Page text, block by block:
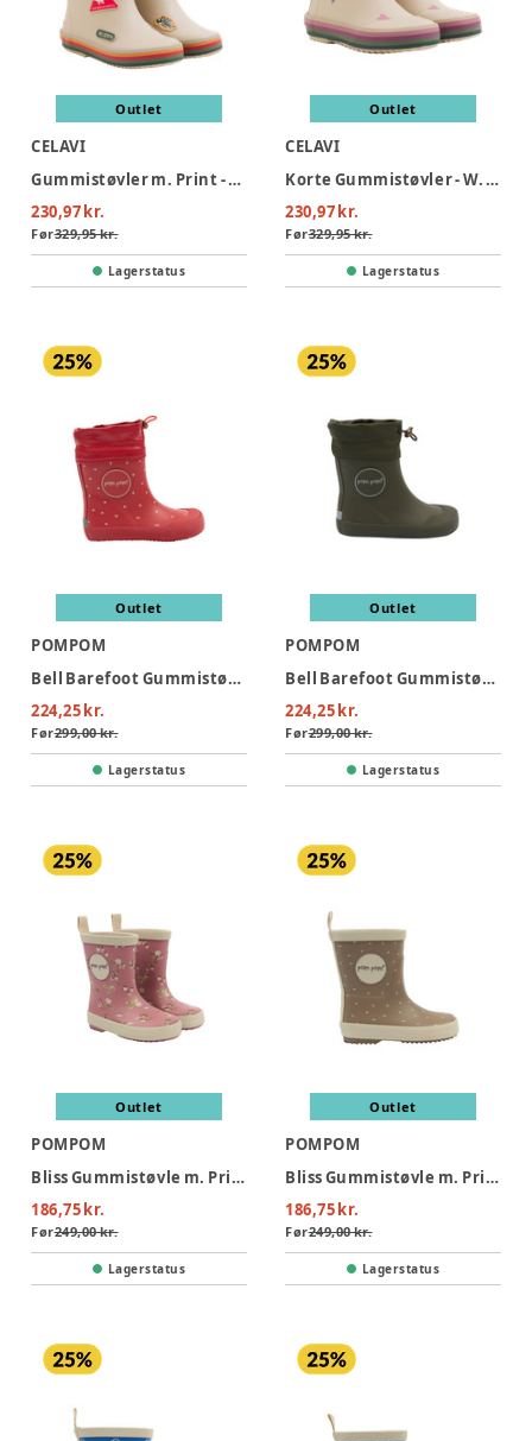
Outlet
CELAVI
Gummistøvler m. Print - Mulled Basil
230,97 kr.
Før329,95 kr.
Lagerstatus
Outlet
CELAVI
Korte Gummistøvler - W. Badges - White Pepper
230,97 kr.
Før329,95 kr.
Lagerstatus
Outlet
POMPOM
Bell Barefoot Gummistøvler - Samba Heart AOP
224,25 kr.
Før299,00 kr.
Lagerstatus
Outlet
POMPOM
Bell Barefoot Gummistøvler - Ivy Green
224,25 kr.
Før299,00 kr.
Lagerstatus
Outlet
POMPOM
Bliss Gummistøvle m. Print - Dusty Rose Strawberry AOP
186,75 kr.
Før249,00 kr.
Lagerstatus
Outlet
POMPOM
Bliss Gummistøvle m. Print - Heart AOP
186,75 kr.
Før249,00 kr.
Lagerstatus